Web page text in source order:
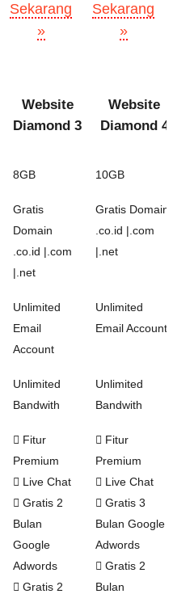
Sekarang
»
Sekarang
»
Website
Diamond 3
Website
Diamond 4
8GB 10GB
Gratis
Domain
.co.id |.com
|.net
Gratis Domain
.co.id |.com
|.net
Unlimited
Email
Account
Unlimited
Email Account
Unlimited
Bandwith
Unlimited
Bandwith
Fitur
Premium
Live Chat
Gratis 2
Bulan
Google
Adwords
Gratis 2
Fitur
Premium
Live Chat
Gratis 3
Bulan Google
Adwords
Gratis 2
Bulan